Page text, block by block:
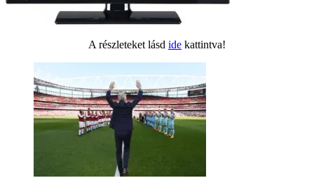
A részleteket lásd ide kattintva!